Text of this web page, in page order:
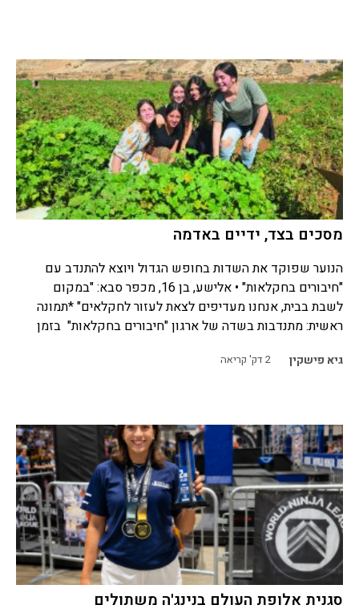
מסכים בצד, ידיים באדמה
הנוער שפוקד את השדות בחופש הגדול ויוצא להתנדב עם
"חיבורים בחקלאות" • אלישע, בן 16, מכפר סבא: "במקום
לשבת בבית, אנחנו מעדיפים לצאת לעזור לחקלאים" *תמונה
ראשית: מתנדבות בשדה של ארגון "חיבורים בחקלאות" בזמן
גיא פישקין 2דק' קריאה
סגנית אלופת העולם בנינג'ה משתולים